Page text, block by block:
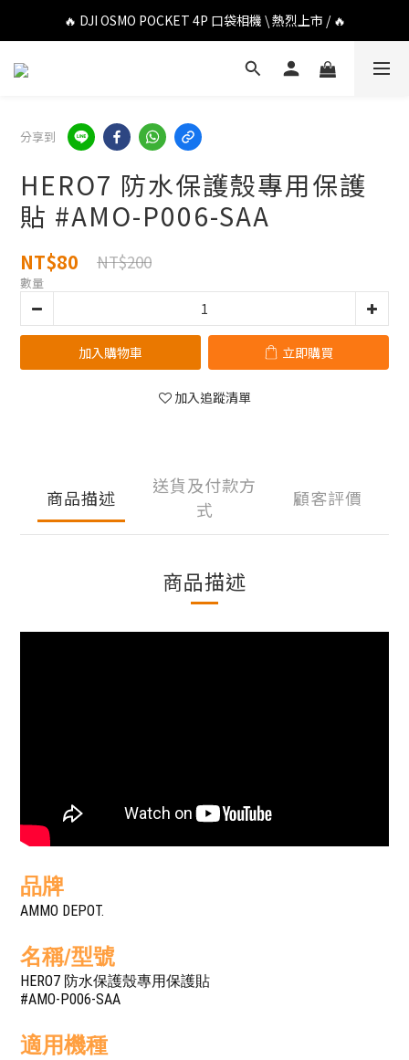
🔥 DJI OSMO POCKET 4P 口袋相機 \ 熱烈上市 / 🔥
🔥 DJI OSMO POCKET 4P 口袋相機 \ 熱烈上市 / 🔥
🔥 Insta360 Luna Ultra 雲台相機 \ 熱烈上市 / 🔥
🔥 DJI OSMO POCKET 4P 口袋相機 \ 熱烈上市 / 🔥
分享到
HERO7 防水保護殼專用保護
貼 #AMO-P006-SAA
NT$80 NT$200
數量
加入購物車 立即購買
加入追蹤清單
商品描述
送貨及付款方
式
顧客評價
商品描述
品牌
AMMO DEPOT.
名稱/型號
HERO7 防水保護殼專用保護貼
#AMO-P006-SAA
適用機種